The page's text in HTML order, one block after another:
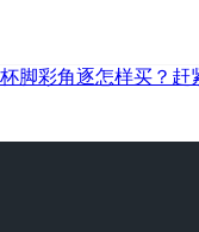
脚彩角逐怎样买？赶